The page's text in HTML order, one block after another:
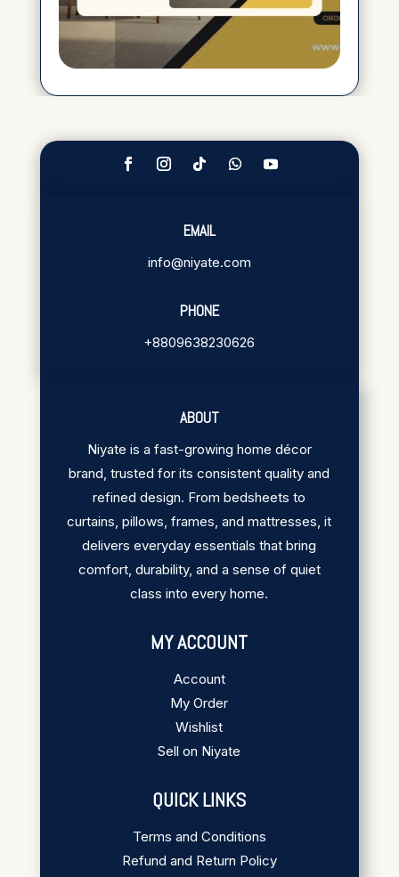
EMAIL
info@niyate.com
PHONE
+8809638230626
ABOUT
Niyate is a fast-growing home décor
brand, trusted for its consistent quality and
refined design. From bedsheets to
curtains, pillows, frames, and mattresses, it
delivers everyday essentials that bring
comfort, durability, and a sense of quiet
class into every home.
MY ACCOUNT
Account
My Order
Wishlist
Sell on Niyate
QUICK LINKS
Terms and Conditions
Refund and Return Policy